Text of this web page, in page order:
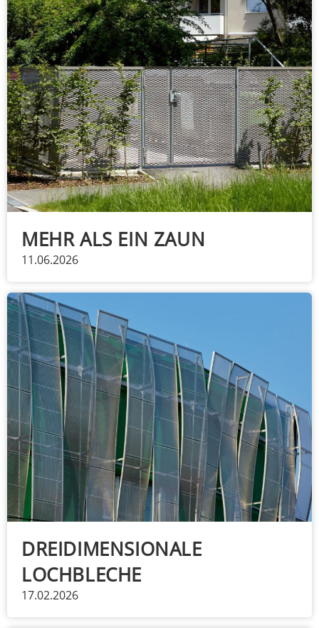
MEHR ALS EIN ZAUN
11.06.2026
DREIDIMENSIONALE
LOCHBLECHE
17.02.2026